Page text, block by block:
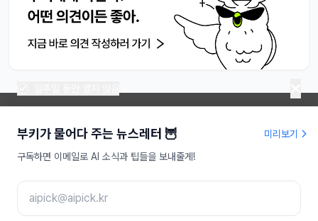
미리보기
부키가 물어다 주는 뉴스레터 🦉
구독하면 이메일로 AI 소식과 팁들을 보내줄게!
라이프해킹주식회사 | 대표 송명진
사업자등록번호 : 479-81-01709
이메일 :aipick@aipick.kr
Copyright ⓒ 2025 AI픽 Inc. All rights reserved